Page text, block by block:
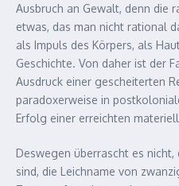
Ausbruch an Gewalt, denn die
etwas, das man nicht rational
als Impuls des Körpers, als
Geschichte. Von daher ist der
Ausdruck einer gescheiterten
paradoxerweise in
Erfolg einer erreichten
Deswegen überrascht es nicht,
sind, die Leichname von